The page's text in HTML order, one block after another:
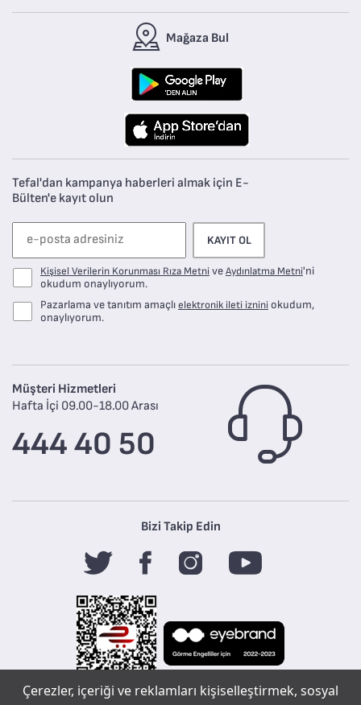
Çerezler, içeriği ve reklamları kişiselleştirmek, sosyal
Mağaza Bul
Tefal'dan kampanya haberleri almak için E-
Bülten'e kayıt olun
KAYIT OL
Kişisel Verilerin Korunması Rıza MetniveAydınlatma Metni'ni
okudum onaylıyorum.
Pazarlama ve tanıtım amaçlıelektronik ileti iznini okudum,
onaylıyorum.
Müşteri Hizmetleri
Hafta İçi 09.00-18.00 Arası
444 40 50
Bizi Takip Edin